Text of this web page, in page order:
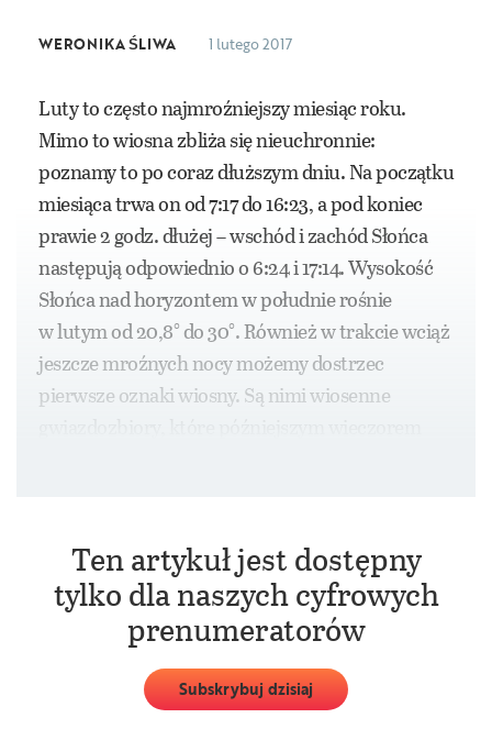
WERONIKA ŚLIWA 1 lutego 2017
Luty to często najmroźniejszy miesiąc roku.
Mimo to wiosna zbliża się nieuchronnie:
poznamy to po coraz dłuższym dniu. Na początku
miesiąca trwa on od 7:17 do 16:23, a pod koniec
prawie 2 godz. dłużej – wschód i zachód Słońca
następują odpowiednio o 6:24 i 17:14. Wysokość
Słońca nad horyzontem w południe rośnie
w lutym od 20,8° do 30°. Również w trakcie wciąż
jeszcze mroźnych nocy możemy dostrzec
pierwsze oznaki wiosny. Są nimi wiosenne
Ten artykuł jest dostępny
tylko dla naszych cyfrowych
prenumeratorów
Subskrybuj dzisiaj